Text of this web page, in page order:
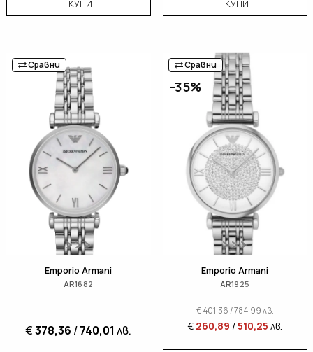
КУПИ КУПИ
Сравни
Emporio Armani
AR1682
€378,36 /740,01 лв.
Сравни
-35%
Emporio Armani
AR1925
€401,36/784,99лв.
€ 260,89 /510,25 лв.